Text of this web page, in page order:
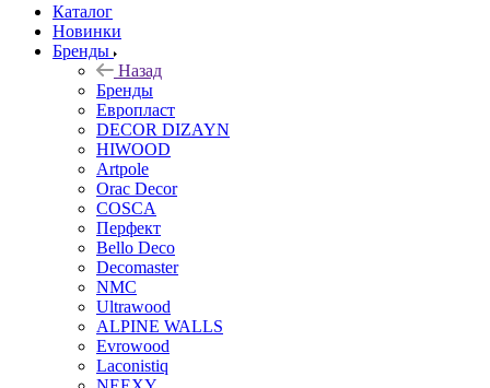
Каталог
Новинки
Бренды
Назад
Бренды
Европласт
DECOR DIZAYN
HIWOOD
Artpole
Orac Decor
COSCA
Перфект
Bello Deco
Decomaster
NMС
Ultrawood
ALPINE WALLS
Evrowood
Laconistiq